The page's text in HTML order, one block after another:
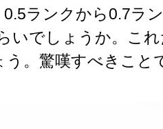
0.5ランクから0.7ラ
いでしょうか。こ
う。驚嘆すべきこと